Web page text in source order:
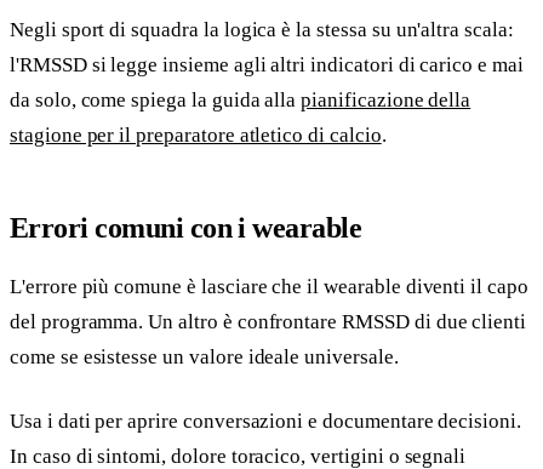
Negli sport di squadra la logica è la stessa su un'altra scala:
l'RMSSD si legge insieme agli altri indicatori di carico e mai
da solo, come spiega la guida allapianificazione della
stagione per il preparatore atletico di calcio.
Errori comuni con i wearable
L'errore più comune è lasciare che il wearable diventi il capo
del programma. Un altro è confrontare RMSSD di due clienti
come se esistesse un valore ideale universale.
Usa i dati per aprire conversazioni e documentare decisioni.
In caso di sintomi, dolore toracico, vertigini o segnali